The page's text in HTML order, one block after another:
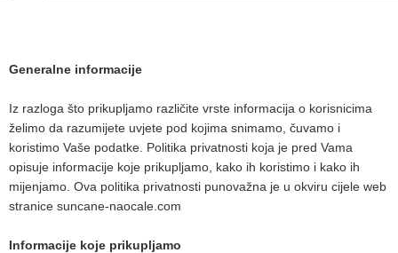
Generalne informacije
Iz razloga što prikupljamo različite vrste informacija o korisnicima
želimo da razumijete uvjete pod kojima snimamo, čuvamo i
koristimo Vaše podatke. Politika privatnosti koja je pred Vama
opisuje informacije koje prikupljamo, kako ih koristimo i kako ih
mijenjamo. Ova politika privatnosti punovažna je u okviru cijele web
stranice suncane-naocale.com
Informacije koje prikupljamo